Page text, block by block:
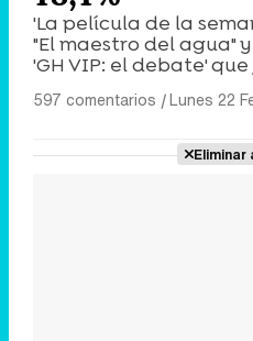
'La película de la
"El maestro del agua"
'GH VIP: el debate' que
597 comentarios |Lunes 22
Eliminar